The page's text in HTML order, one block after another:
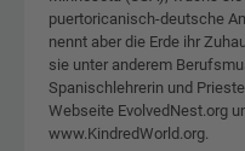
puertoricanisch-deutsche
nennt aber die Erde ihr
sie unter anderem
Spanischlehrerin und
Webseite EvolvedNest.org
www.KindredWorld.org.